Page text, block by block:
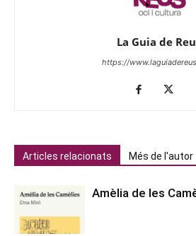
La Guia de
https://
Articles relacionats Més de l'autor
Amèlia de les